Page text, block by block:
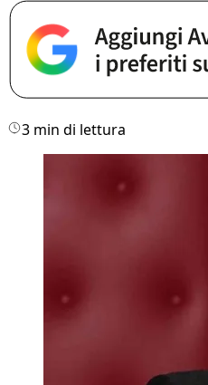
3 min di lettura